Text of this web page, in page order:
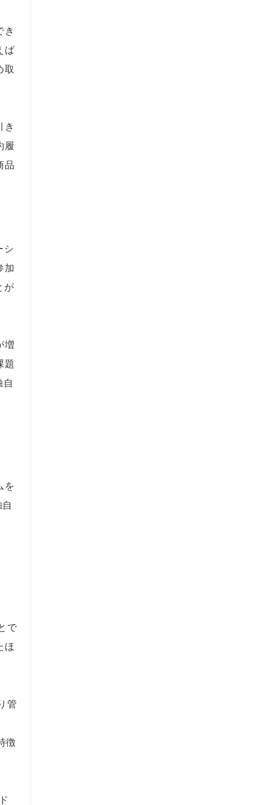
き
ば
取
き
履
品
シ
加
が
増
題
自
を
で
ほ
管
徴